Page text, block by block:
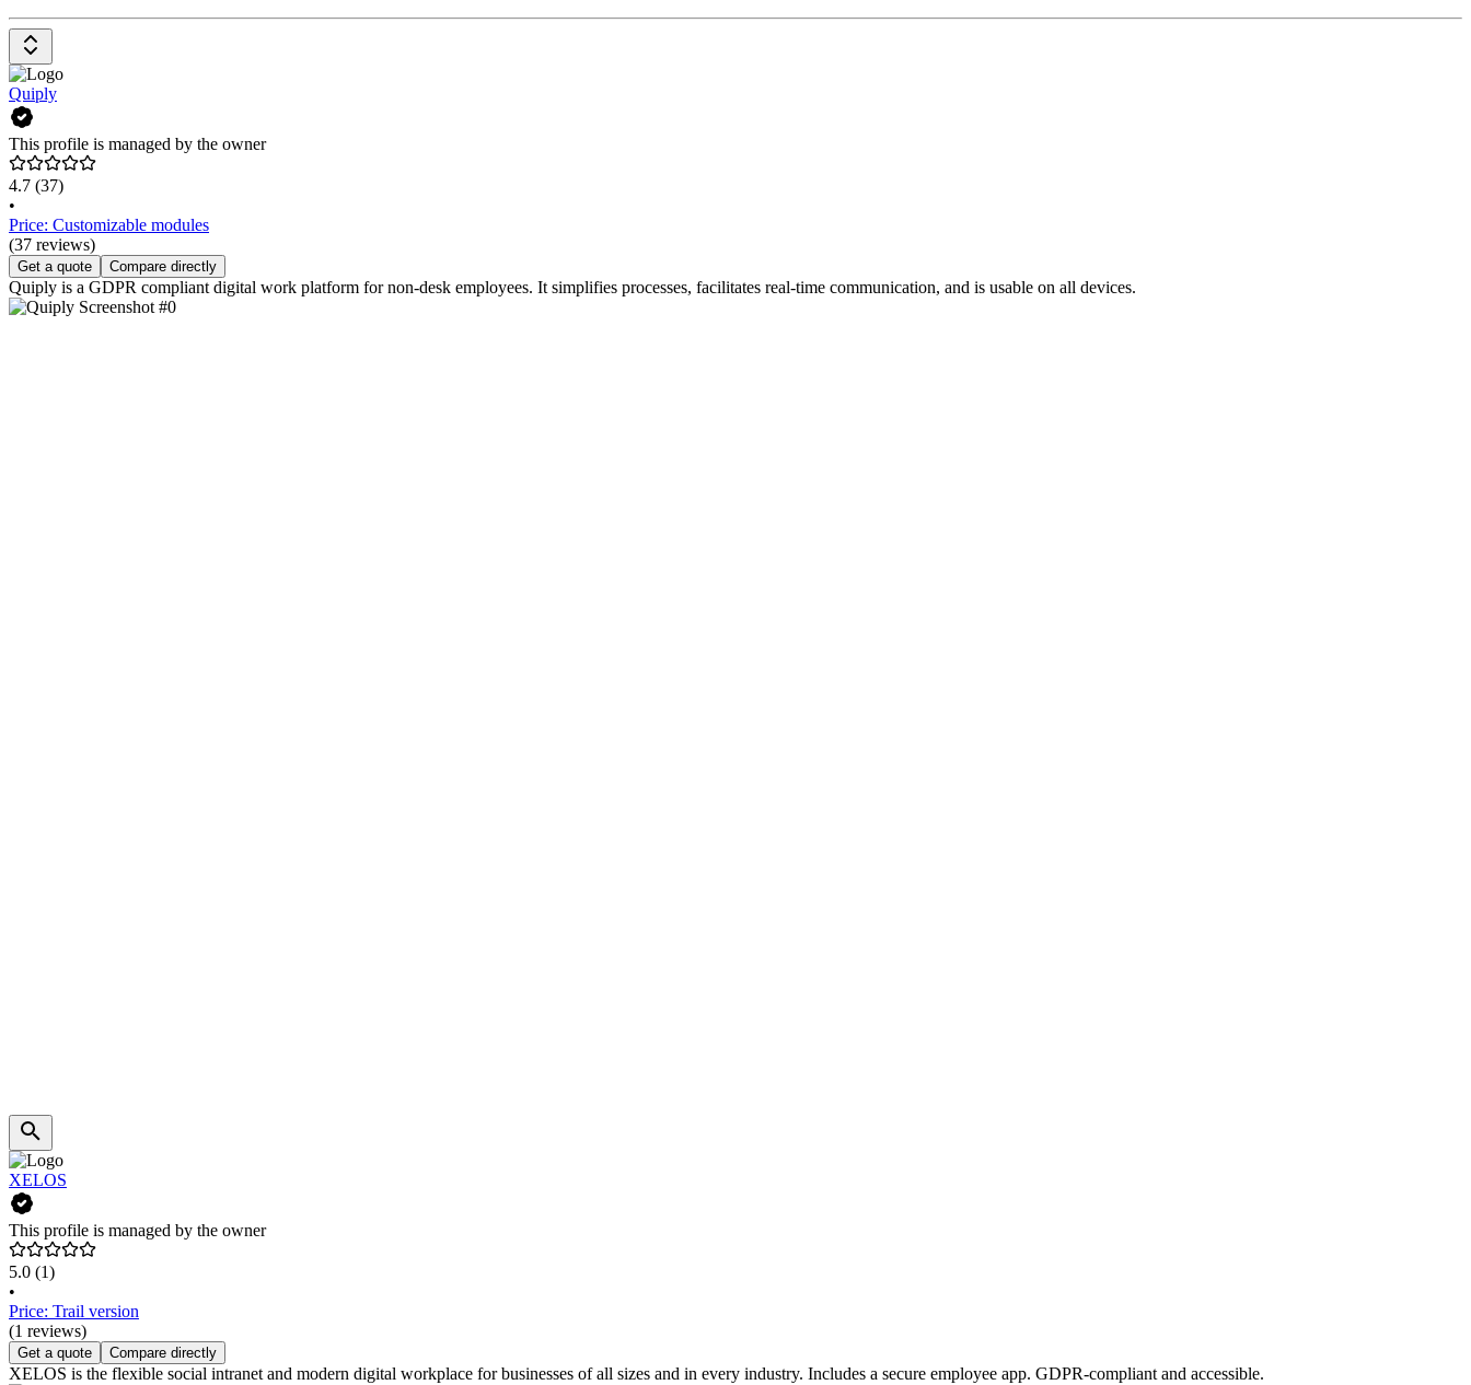
Quiply
This profile is managed by the owner
4.7 (37)
•
Price: Customizable modules
(37 reviews)
Get a quote Compare directly
Quiply is a GDPR compliant digital work platform for non-desk employees. It simplifies processes, facilitates real-time communication, and is usable on all devices.
XELOS
This profile is managed by the owner
5.0 (1)
•
Price: Trail version
(1 reviews)
Get a quote Compare directly
XELOS is the flexible social intranet and modern digital workplace for businesses of all sizes and in every industry. Includes a secure employee app. GDPR-compliant and accessible.